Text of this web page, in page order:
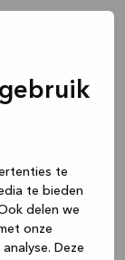
te
te bieden
delen we
onze
Deze